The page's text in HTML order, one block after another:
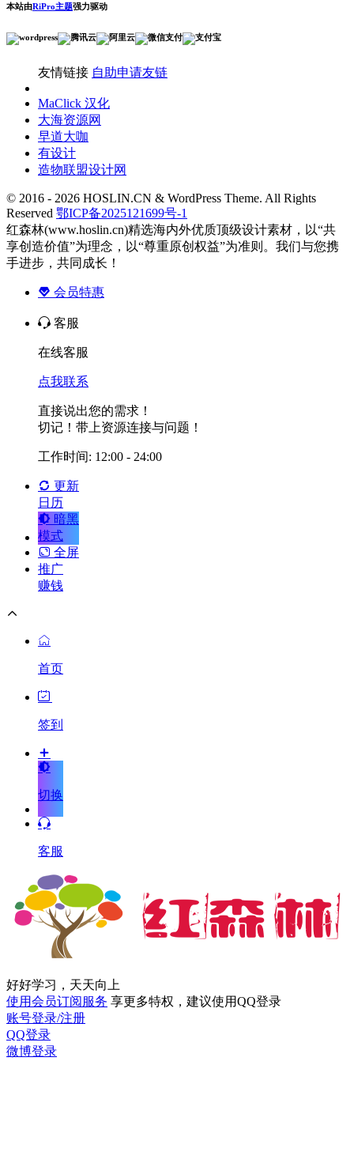
本站由RiPro主题强力驱动
友情链接 自助申请友链
MaClick 汉化
大海资源网
早道大咖
有设计
造物联盟设计网
© 2016 - 2026 HOSLIN.CN & WordPress Theme. All Rights
Reserved 鄂ICP备2025121699号-1
红森林(www.hoslin.cn)精选海内外优质顶级设计素材，以“共
享创造价值”为理念，以“尊重原创权益”为准则。我们与您携
手进步，共同成长！
会员特惠
客服
在线客服
点我联系
直接说出您的需求！
切记！带上资源连接与问题！
工作时间: 12:00 - 24:00
更新
日历
暗黑
模式
全屏
推广
赚钱
首页
签到
切换
客服
好好学习，天天向上
使用会员订阅服务 享更多特权，建议使用QQ登录
账号登录/注册
QQ登录
微博登录